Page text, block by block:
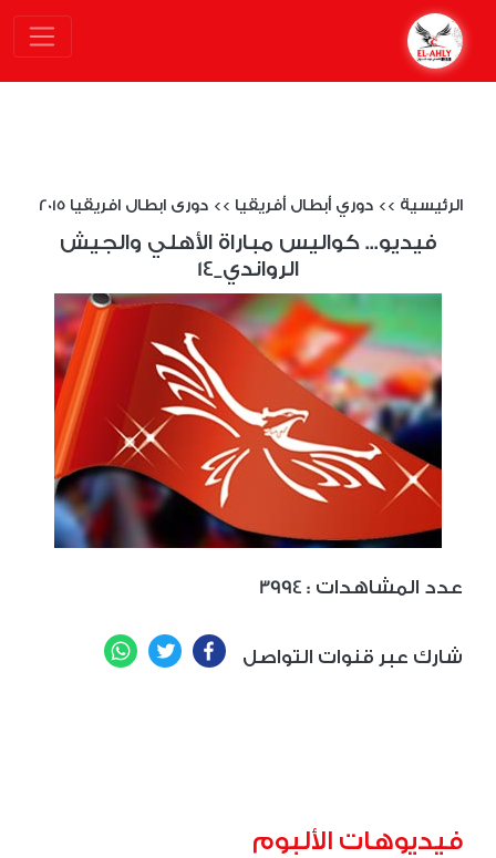
الرئيسية >> دوري أبطال أفريقيا >> دورى ابطال افريقيا 2015
فيديو... كواليس مباراة الأهلي والجيش
الرواندي_14
3994 : عدد المشاهدات
شارك عبر قنوات التواصل Facebook
Twitter
فيديوهات الألبوم